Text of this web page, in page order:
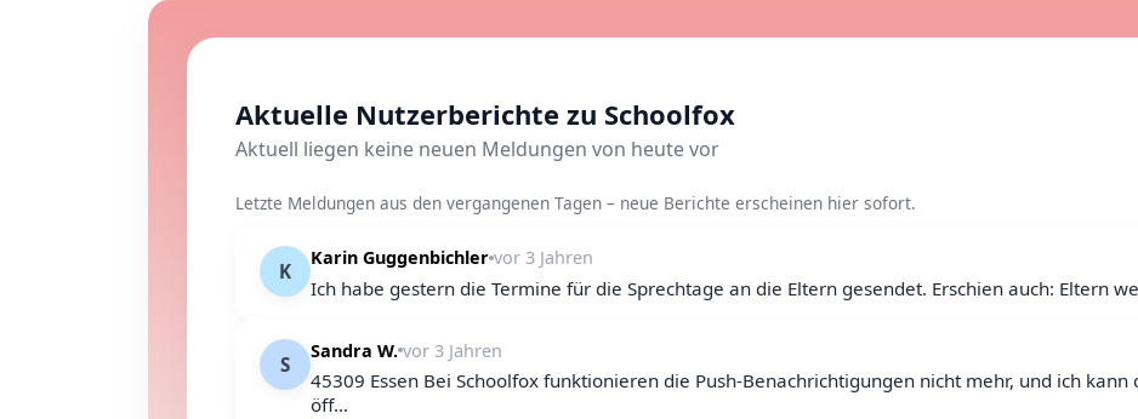
Aktuelle Nutzerberichte zu Schoolfox
Aktuell liegen keine neuen Meldungen von heute vor
Letzte Meldungen aus den vergangenen Tagen – neue Berichte erscheinen hier sofort.
K
Karin Guggenbichler vor 3 Jahren
Ich habe gestern die Termine für die Sprechtage an die Eltern gesendet. Erschien auch: Eltern
S
Sandra W. vor 3 Jahren
45309 Essen Bei Schoolfox funktionieren die Push-Benachrichtigungen nicht mehr, und ich
öff...